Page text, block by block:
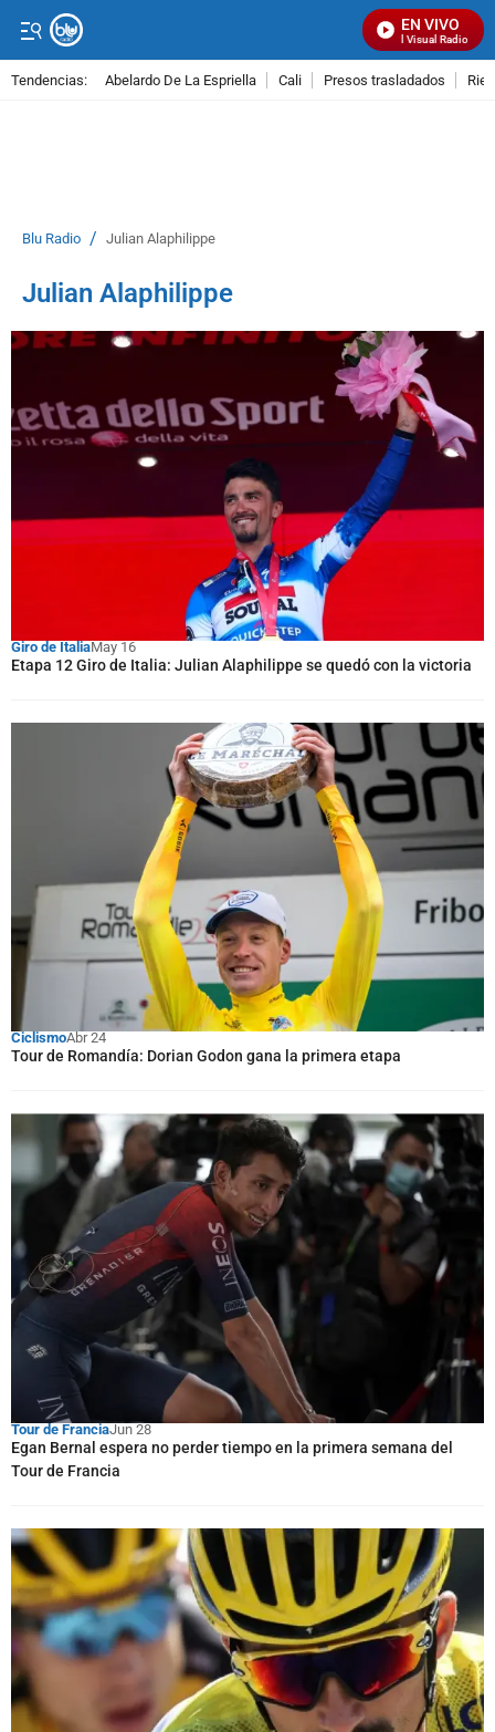
EN VIVO
Señal Visual Radio
Tendencias: Abelardo De La Espriella Cali Presos trasladados
Blu Radio / Julian Alaphilippe
Julian Alaphilippe
Giro de ItaliaMay 16
Etapa 12 Giro de Italia: Julian Alaphilippe se quedó con la victoria
CiclismoAbr 24
Tour de Romandía: Dorian Godon gana la primera etapa
Tour de FranciaJun 28
Egan Bernal espera no perder tiempo en la primera semana del
Tour de Francia